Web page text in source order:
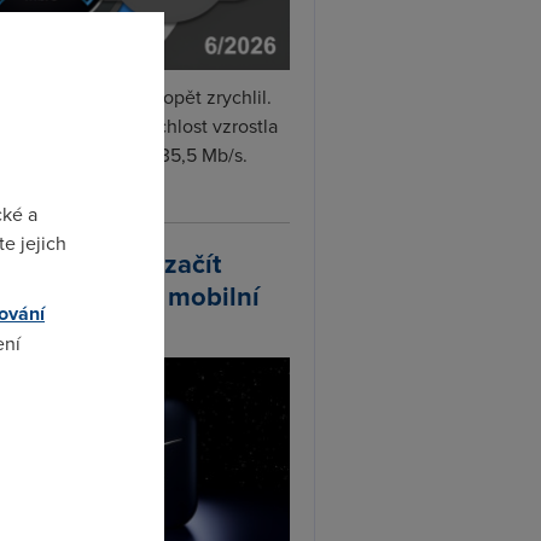
Fi internet v červnu opět zrychlil.
naměřená rychlost vzrostla
o 4 % na 35,5 Mb/s.
plánuje začít
vlastní mobilní
a
jejich